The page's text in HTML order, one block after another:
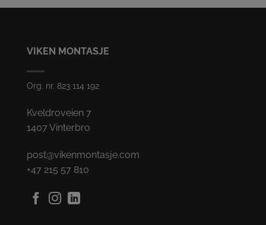
VIKEN MONTASJE
Org. nr. 823 114 192
Kveldroveien 7
1407 Vinterbro
post@vikenmontasje.com
+47 215 57 810